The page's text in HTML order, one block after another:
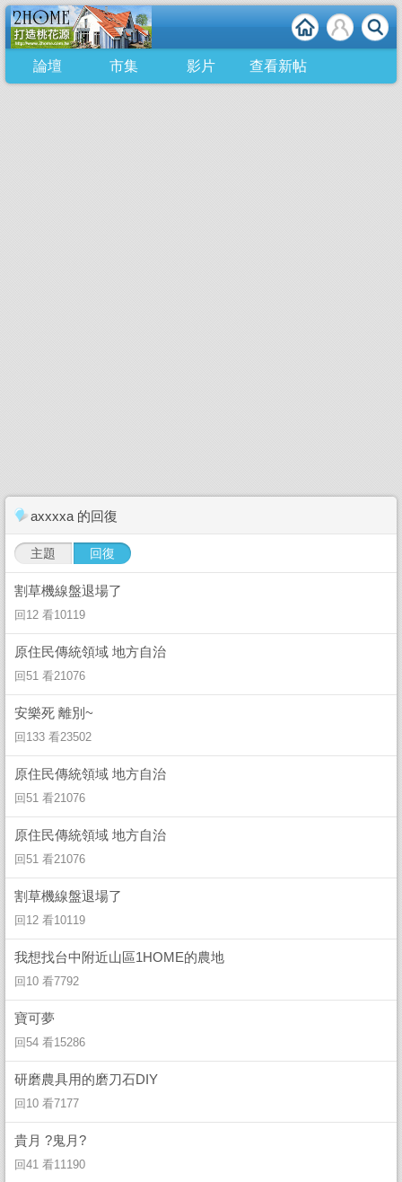
論壇 市集 影片 查看新帖
axxxxa 的回復
主題 回復
割草機線盤退場了
回12 看10119
原住民傳統領域 地方自治
回51 看21076
安樂死 離別~
回133 看23502
原住民傳統領域 地方自治
回51 看21076
原住民傳統領域 地方自治
回51 看21076
割草機線盤退場了
回12 看10119
我想找台中附近山區1HOME的農地
回10 看7792
寶可夢
回54 看15286
研磨農具用的磨刀石DIY
回10 看7177
貴月 ?鬼月?
回41 看11190